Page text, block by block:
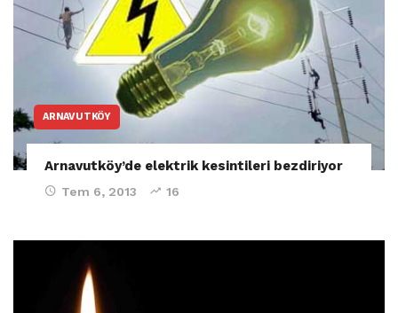
ARNAVUTKÖY
Arnavutköy’de elektrik kesintileri bezdiriyor
Tem 6, 2013 16